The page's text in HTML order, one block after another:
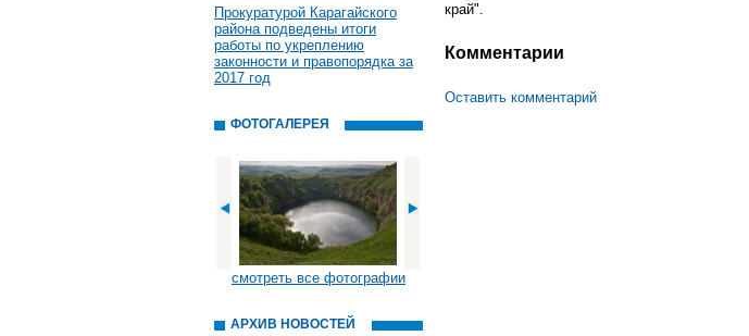
Прокуратурой Карагайского
района подведены итоги
работы по укреплению
законности и правопорядка за
2017 год
ФОТОГАЛЕРЕЯ
смотреть все фотографии
АРХИВ НОВОСТЕЙ
край".
Комментарии
Оставить комментарий